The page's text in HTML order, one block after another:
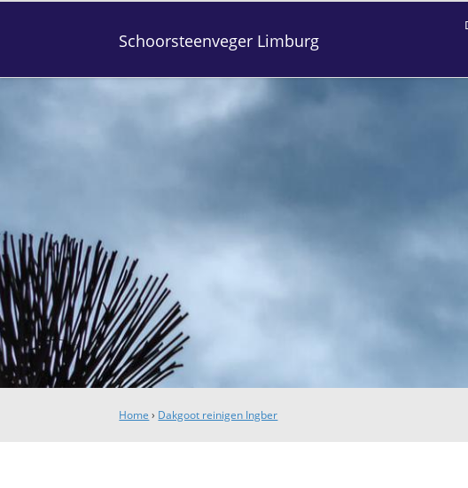
Schoorsteenveger Limburg
Home › Dakgoot reinigen Ingber